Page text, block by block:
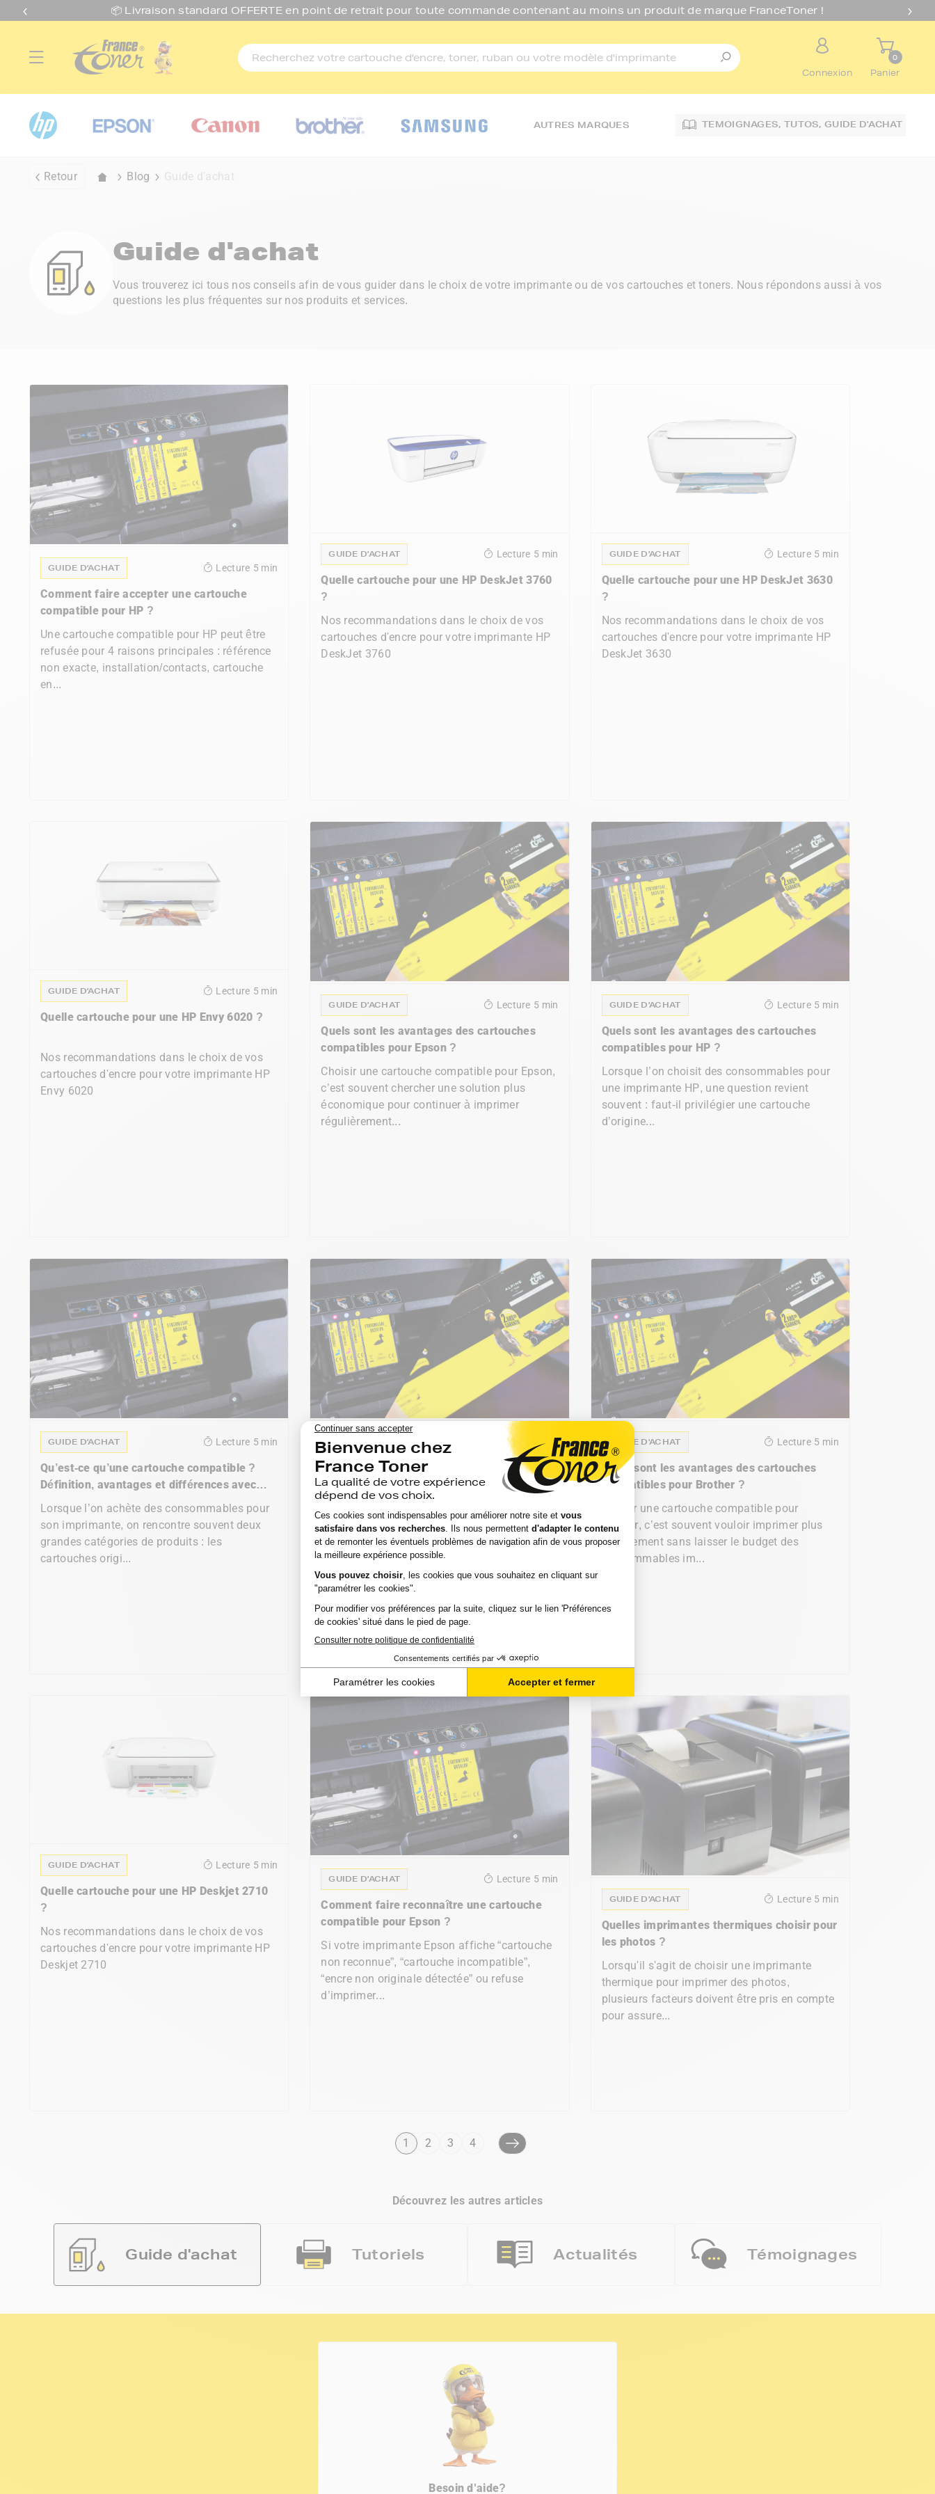
📦 Livraison standard OFFERTE en point de retrait pour toute commande contenant au moins un produit de marque FranceToner !
Connexion
0
Panier
AUTRES MARQUES TEMOIGNAGES, TUTOS,GUIDE D'ACHAT
Retour Blog Guide d'achat
Guide d'achat
Vous trouverez ici tous nos conseils afin de vous guider dans le choix de votre imprimante ou de vos cartouches et toners. Nous répondons aussi à vos
questions les plus fréquentes sur nos produits et services.
GUIDE D'ACHAT Lecture 5 min
Comment faire accepter une cartouche
compatible pour HP ?
Une cartouche compatible pour HP peut être
refusée pour 4 raisons principales : référence
non exacte, installation/contacts, cartouche
en...
GUIDE D'ACHAT Lecture 5 min
Quelle cartouche pour une HP DeskJet 3760
?
Nos recommandations dans le choix de vos
cartouches d'encre pour votre imprimante HP
DeskJet 3760
GUIDE D'ACHAT Lecture 5 min
Quelle cartouche pour une HP DeskJet 3630
?
Nos recommandations dans le choix de vos
cartouches d'encre pour votre imprimante HP
DeskJet 3630
GUIDE D'ACHAT Lecture 5 min
Quelle cartouche pour une HP Envy 6020 ?
Nos recommandations dans le choix de vos
cartouches d'encre pour votre imprimante HP
Envy 6020
GUIDE D'ACHAT Lecture 5 min
Quels sont les avantages des cartouches
compatibles pour Epson ?
Choisir une cartouche compatible pour Epson,
c’est souvent chercher une solution plus
économique pour continuer à imprimer
régulièrement...
GUIDE D'ACHAT Lecture 5 min
Quels sont les avantages des cartouches
compatibles pour HP ?
Lorsque l’on choisit des consommables pour
une imprimante HP, une question revient
souvent : faut-il privilégier une cartouche
d’origine...
GUIDE D'ACHAT Lecture 5 min
Qu’est-ce qu’une cartouche compatible ?
Définition, avantages et différences avec
l’originale
Lorsque l’on achète des consommables pour
son imprimante, on rencontre souvent deux
grandes catégories de produits : les
cartouches origi...
GUIDE D'ACHAT Lecture 5 min
Quels sont les avantages des cartouches
compatibles pour Canon ?
Choisir une cartouche compatible pour Canon,
c’est souvent chercher une solution plus
économique pour imprimer au quotidien sans
surpayer...
GUIDE D'ACHAT Lecture 5 min
Quels sont les avantages des cartouches
compatibles pour Brother ?
Choisir une cartouche compatible pour
Brother, c’est souvent vouloir imprimer plus
sereinement sans laisser le budget des
consommables im...
GUIDE D'ACHAT Lecture 5 min
Quelle cartouche pour une HP Deskjet 2710
?
Nos recommandations dans le choix de vos
cartouches d'encre pour votre imprimante HP
Deskjet 2710
GUIDE D'ACHAT Lecture 5 min
Comment faire reconnaître une cartouche
compatible pour Epson ?
Si votre imprimante Epson affiche “cartouche
non reconnue”, “cartouche incompatible”,
“encre non originale détectée” ou refuse
d’imprimer...
GUIDE D'ACHAT Lecture 5 min
Quelles imprimantes thermiques choisir pour
les photos ?
Lorsqu'il s'agit de choisir une imprimante
thermique pour imprimer des photos,
plusieurs facteurs doivent être pris en compte
pour assure...
1 2 3 4
Découvrez les autres articles
Guide d'achat Tutoriels Actualités Témoignages
Besoin d'aide?